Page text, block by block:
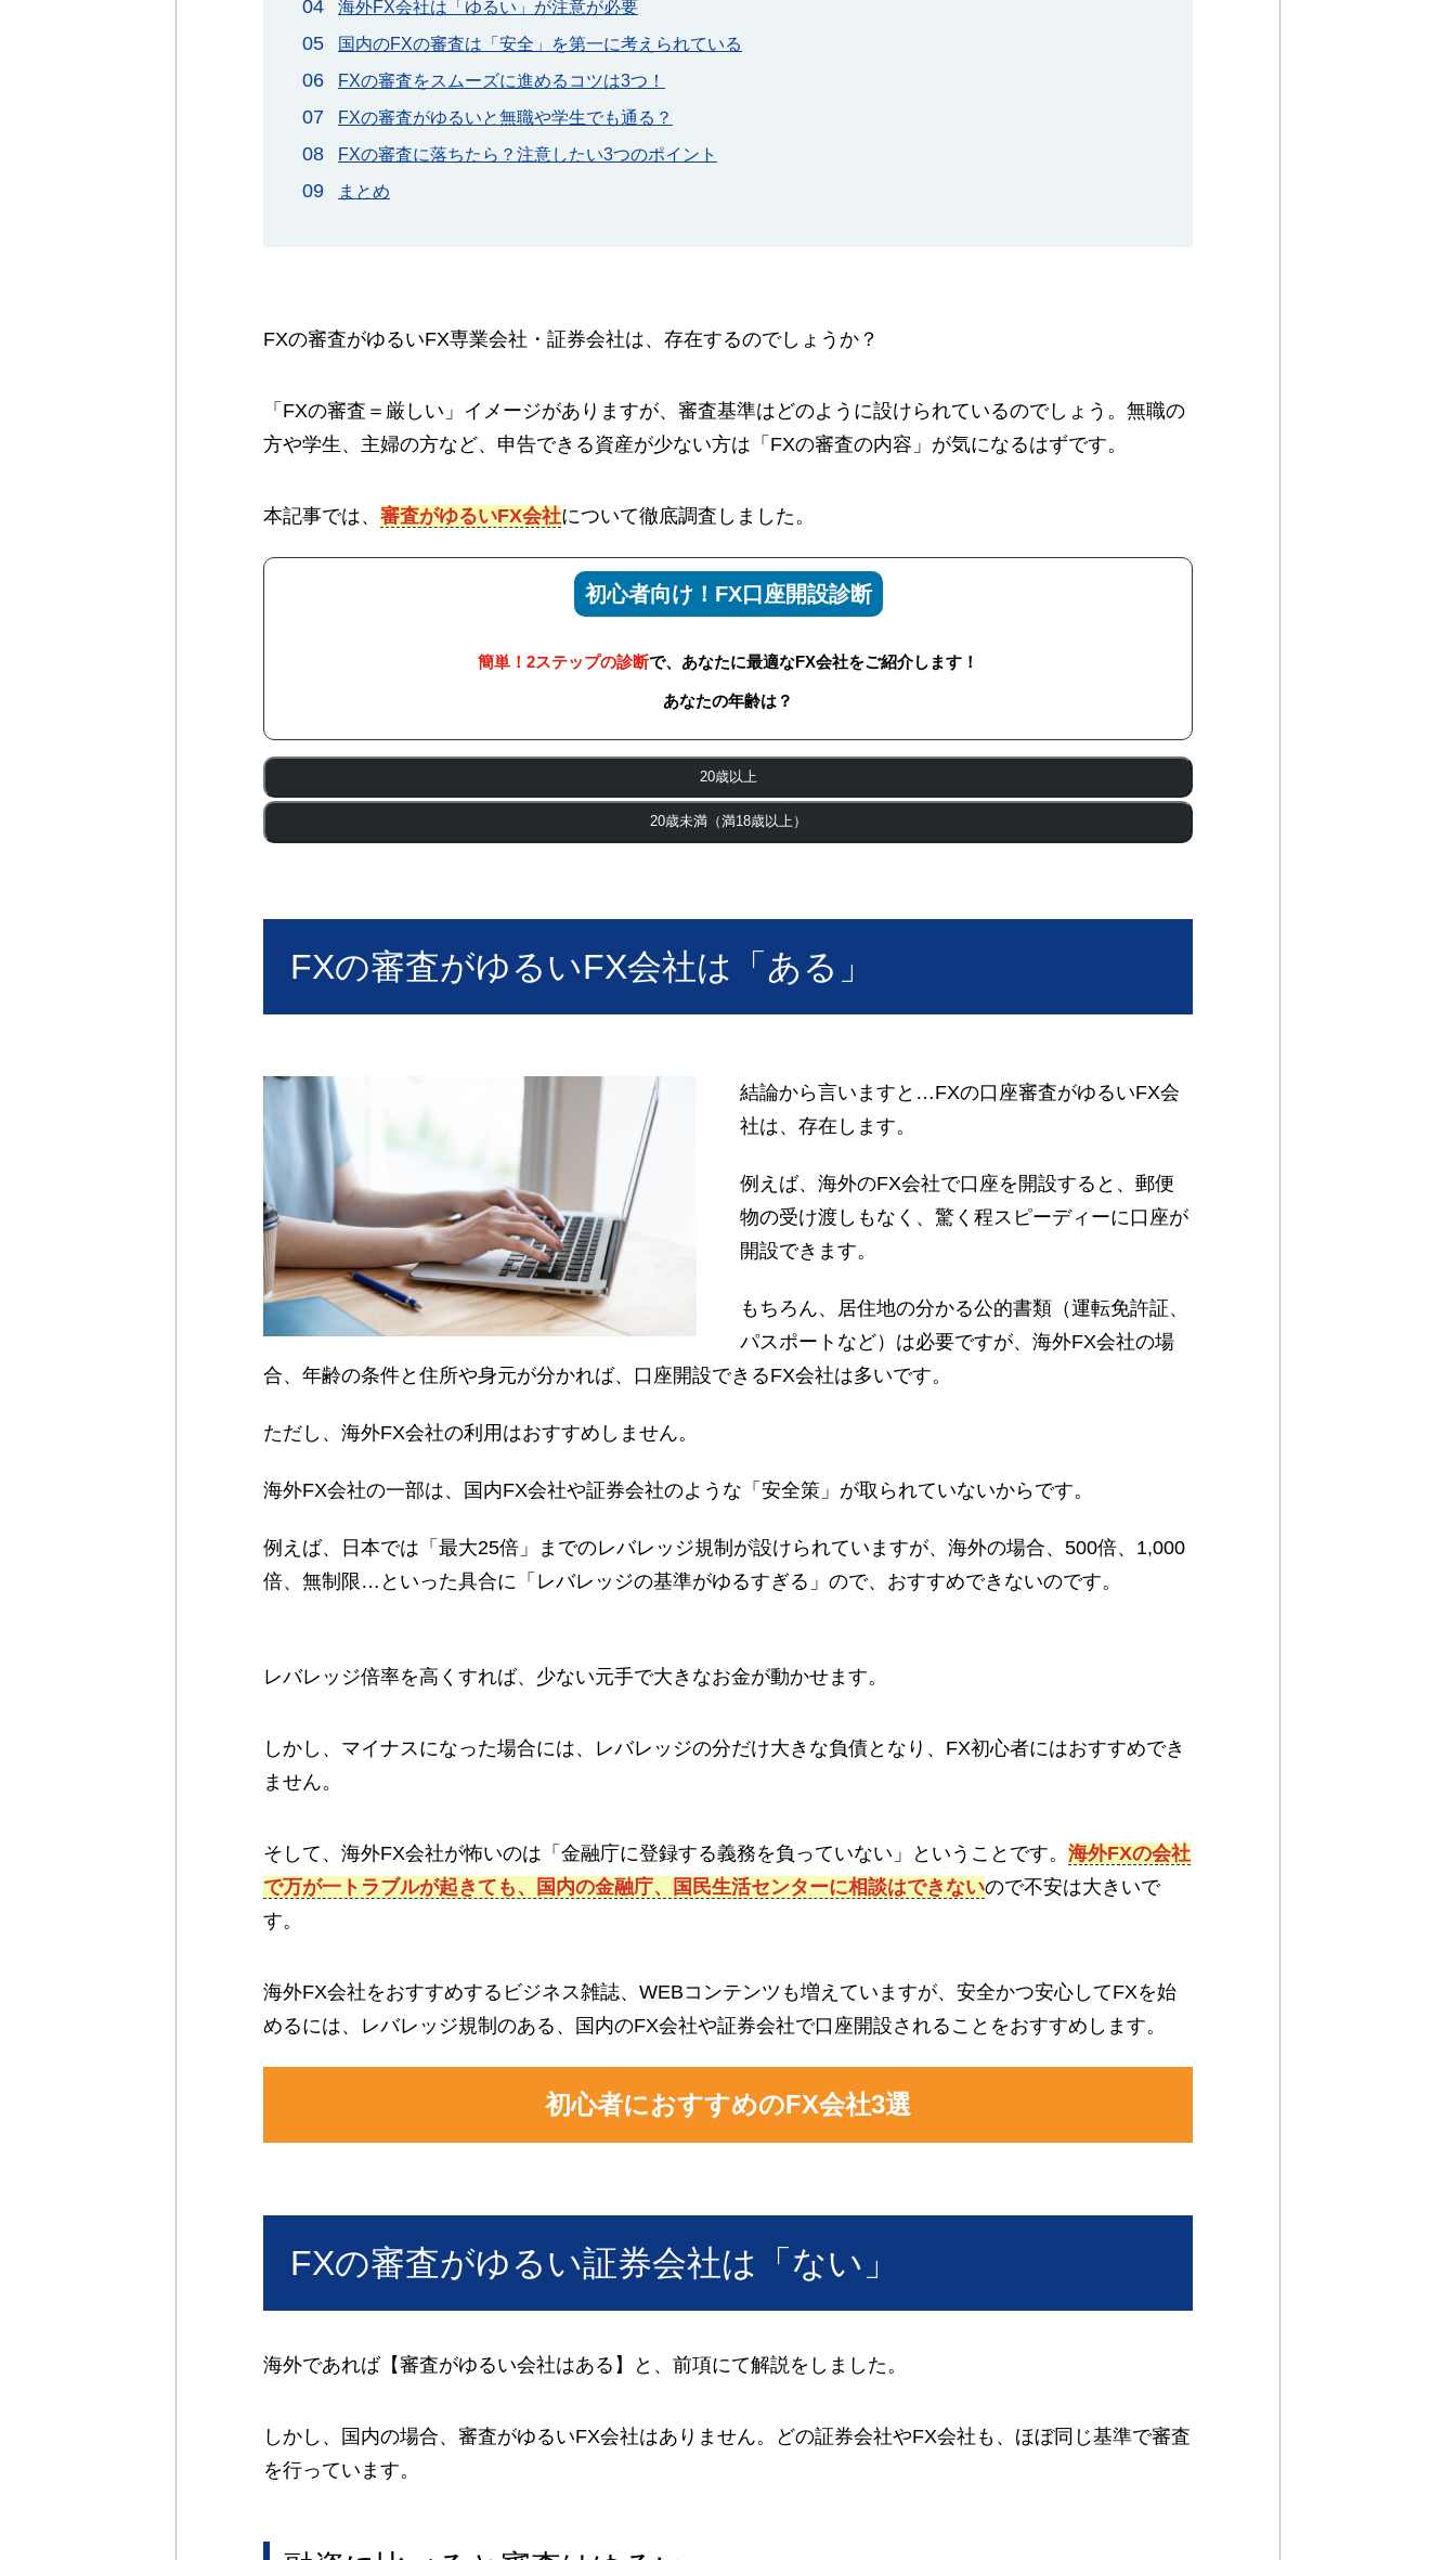
海外FX会社は「ゆるい」が注意が必要
国内のFXの審査は「安全」を第一に考えられている
FXの審査をスムーズに進めるコツは3つ！
FXの審査がゆるいと無職や学生でも通る？
FXの審査に落ちたら？注意したい3つのポイント
まとめ
FXの審査がゆるいFX専業会社・証券会社は、存在するのでしょうか？
「FXの審査＝厳しい」イメージがありますが、審査基準はどのように設けられているのでしょう。無職の
方や学生、主婦の方など、申告できる資産が少ない方は「FXの審査の内容」が気になるはずです。
本記事では、 審査がゆるいFX会社について徹底調査しました。
初心者向け！FX口座開設診断
簡単！2ステップの診断で、あなたに最適なFX会社をご紹介します！
あなたの年齢は？
20歳以上
20歳未満（満18歳以上）
FXの審査がゆるいFX会社は「ある」
結論から言いますと…FXの口座審査がゆるいFX会
社は、存在します。
例えば、海外のFX会社で口座を開設すると、郵便
物の受け渡しもなく、驚く程スピーディーに口座が
開設できます。
もちろん、居住地の分かる公的書類（運転免許証、
パスポートなど）は必要ですが、海外FX会社の場
合、年齢の条件と住所や身元が分かれば、口座開設できるFX会社は多いです。
ただし、海外FX会社の利用はおすすめしません。
海外FX会社の一部は、国内FX会社や証券会社のような「安全策」が取られていないからです。
例えば、日本では「最大25倍」までのレバレッジ規制が設けられていますが、海外の場合、500倍、1,000
倍、無制限…といった具合に「レバレッジの基準がゆるすぎる」ので、おすすめできないのです。
レバレッジ倍率を高くすれば、少ない元手で大きなお金が動かせます。
しかし、マイナスになった場合には、レバレッジの分だけ大きな負債となり、FX初心者にはおすすめでき
ません。
そして、海外FX会社が怖いのは「金融庁に登録する義務を負っていない」ということです。 海外FXの会社
で万が一トラブルが起きても、国内の金融庁、国民生活センターに相談はできないので不安は大きいで
す。
海外FX会社をおすすめするビジネス雑誌、WEBコンテンツも増えていますが、安全かつ安心してFXを始
めるには、レバレッジ規制のある、国内のFX会社や証券会社で口座開設されることをおすすめします。
初心者におすすめのFX会社3選
FXの審査がゆるい証券会社は「ない」
海外であれば【審査がゆるい会社はある】と、前項にて解説をしました。
しかし、国内の場合、審査がゆるいFX会社はありません。どの証券会社やFX会社も、ほぼ同じ基準で審査
を行っています。